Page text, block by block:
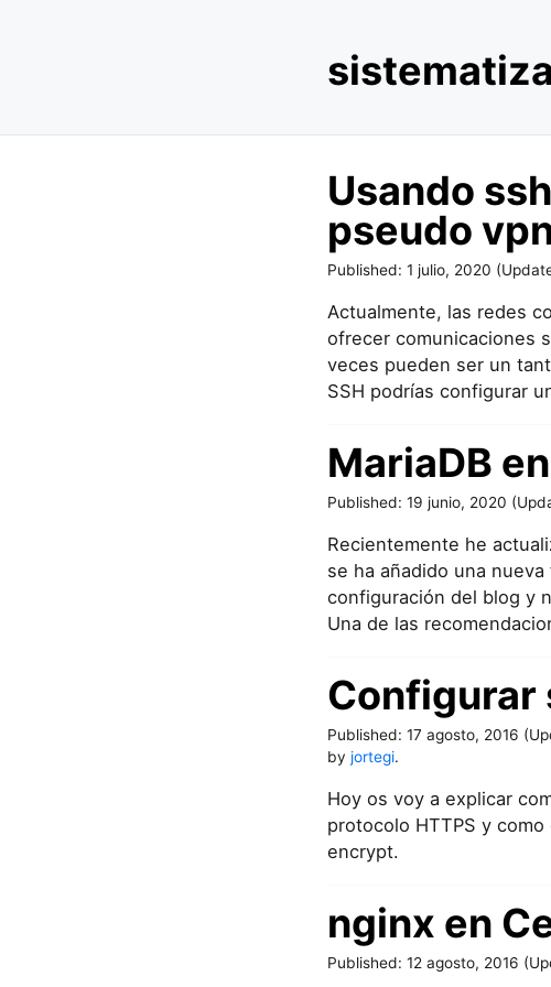
k
o
c
o
n
e
n
t
Usando
pseudo
Published: 1 julio, 2020
Actualmente, las redes
ofrecer comunicaciones
veces pueden ser un
SSH podrías configurar
MariaDB
Published: 19 junio, 2020
Recientemente he
se ha añadido una
configuración del blog y
Una de las
Configurar
Published: 17 agosto, 2016
by jortegi.
Hoy os voy a explicar
protocolo HTTPS y
encrypt.
nginx en
Published: 12 agosto, 2016